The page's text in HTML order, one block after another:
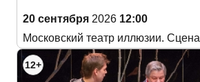
20 сентября 2026 12:00
Московский театр иллюзии.
12+